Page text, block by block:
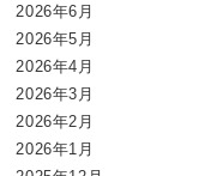
2026年6月
2026年5月
2026年4月
2026年3月
2026年2月
2026年1月